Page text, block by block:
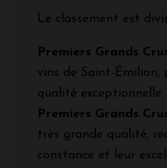
Le classement est
Premiers Grands
vins de Saint-Émilion,
qualité exceptionnelle.
Premiers Grands
très grande qualité,
constance et leur